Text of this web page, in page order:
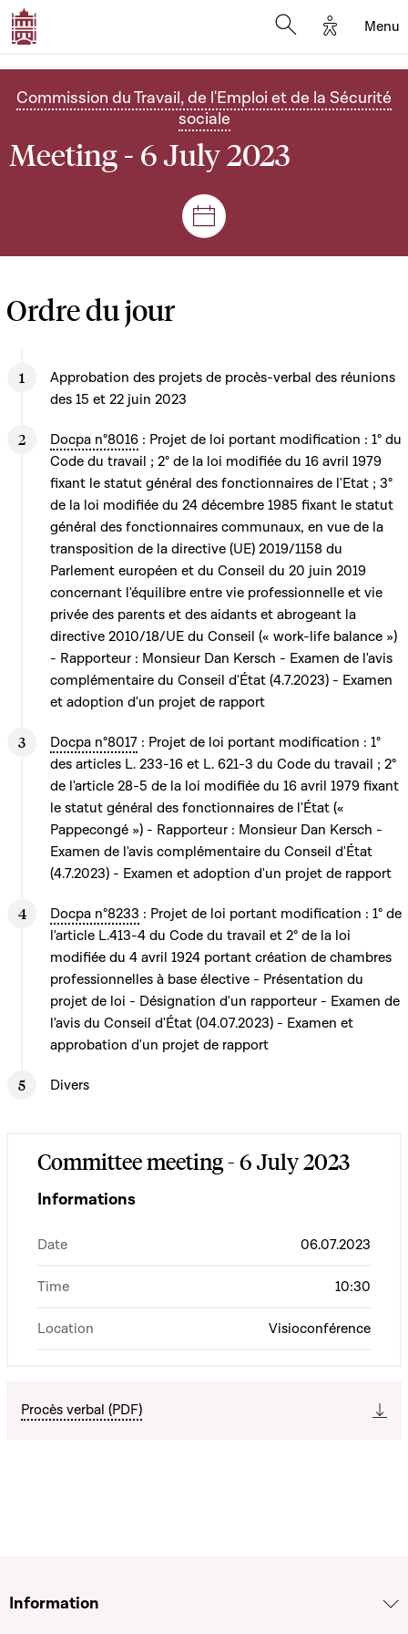
Options
Menu
Commission du Travail, de l'Emploi et de la Sécurité
sociale
Meeting - 6 July 2023
Sessions and meetings
Ordre du jour
Approbation des projets de procès-verbal des réunions
des 15 et 22 juin 2023
Docpa n°8016 : Projet de loi portant modification : 1° du
Code du travail ; 2° de la loi modifiée du 16 avril 1979
fixant le statut général des fonctionnaires de l'Etat ; 3°
de la loi modifiée du 24 décembre 1985 fixant le statut
général des fonctionnaires communaux, en vue de la
transposition de la directive (UE) 2019/1158 du
Parlement européen et du Conseil du 20 juin 2019
concernant l'équilibre entre vie professionnelle et vie
privée des parents et des aidants et abrogeant la
directive 2010/18/UE du Conseil (« work-life balance »)
- Rapporteur : Monsieur Dan Kersch - Examen de l'avis
complémentaire du Conseil d'État (4.7.2023) - Examen
et adoption d'un projet de rapport
Docpa n°8017 : Projet de loi portant modification : 1°
des articles L. 233-16 et L. 621-3 du Code du travail ; 2°
de l'article 28-5 de la loi modifiée du 16 avril 1979 fixant
le statut général des fonctionnaires de l'État («
Pappecongé ») - Rapporteur : Monsieur Dan Kersch -
Examen de l'avis complémentaire du Conseil d'État
(4.7.2023) - Examen et adoption d'un projet de rapport
Docpa n°8233 : Projet de loi portant modification : 1° de
l'article L.413-4 du Code du travail et 2° de la loi
modifiée du 4 avril 1924 portant création de chambres
professionnelles à base élective - Présentation du
projet de loi - Désignation d'un rapporteur - Examen de
l'avis du Conseil d'État (04.07.2023) - Examen et
approbation d'un projet de rapport
Divers
Committee meeting - 6 July 2023
Informations
Date 06.07.2023
Time 10:30
Location Visioconférence
Procès verbal (PDF)
Information